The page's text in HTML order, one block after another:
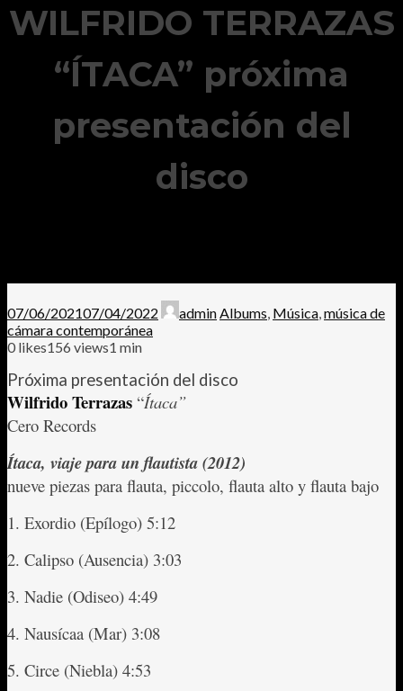
WILFRIDO TERRAZAS
“ÍTACA” próxima
presentación del
disco
07/06/202107/04/2022 adminAlbums, Música,música de
cámara contemporánea
0 likes156 views1 min
Próxima presentación del disco
Wilfrido Terrazas “Ítaca”
Cero Records
Ítaca, viaje para un flautista (2012)
nueve piezas para flauta, piccolo, flauta alto y flauta bajo
1. Exordio (Epílogo) 5:12
2. Calipso (Ausencia) 3:03
3. Nadie (Odiseo) 4:49
4. Nausícaa (Mar) 3:08
5. Circe (Niebla) 4:53